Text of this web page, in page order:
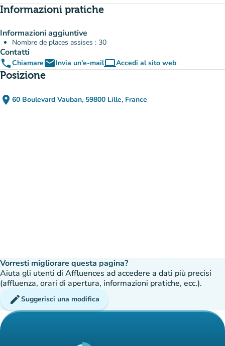
Informazioni pratiche
Informazioni aggiuntive
Nombre de places assises : 30
Contatti
phoneChiamareemailInvia un'e-mailcomputerAccedi al sito web
(nuova scheda)
Posizione
place 60 Boulevard Vauban, 59800 Lille, France
(apri in Google Maps)
(nuova scheda)
Vorresti migliorare questa pagina?
Aiuta gli utenti di Affluences ad accedere a dati più precisi
(affluenza, orari di apertura, informazioni pratiche, ecc.).
editSuggerisci una modifica